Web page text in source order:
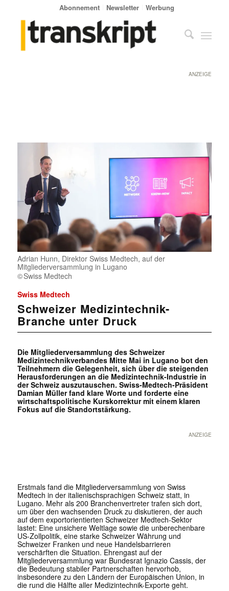
Abonnement Newsletter Werbung
ANZEIGE
Adrian Hunn, Direktor Swiss Medtech, auf der
Mitgliederversammlung in Lugano
Swiss Medtech
Swiss Medtech
Schweizer Medizintechnik-
Branche unter Druck
Die Mitgliederversammlung des Schweizer
Medizintechnikverbandes Mitte Mai in Lugano bot den
Teilnehmern die Gelegenheit, sich über die steigenden
Herausforderungen an die Medizintechnik-Industrie in
der Schweiz auszutauschen. Swiss-Medtech-Präsident
Damian Müller fand klare Worte und forderte eine
wirtschaftspolitische Kurskorrektur mit einem klaren
Fokus auf die Standortstärkung.
ANZEIGE
Erstmals fand die Mitgliederversammlung von Swiss
Medtech in der italienischsprachigen Schweiz statt, in
Lugano. Mehr als 200 Branchenvertreter trafen sich dort,
um über den wachsenden Druck zu diskutieren, der auch
auf dem exportorientierten Schweizer Medtech-Sektor
lastet: Eine unsichere Weltlage sowie die unberechenbare
US-Zollpolitik, eine starke Schweizer Währung und
Schweizer Franken und neue Handelsbarrieren
verschärften die Situation. Ehrengast auf der
Mitgliederversammlung war Bundesrat Ignazio Cassis, der
die Bedeutung stabiler Partnerschaften hervorhob,
insbesondere zu den Ländern der Europäischen Union, in
die rund die Hälfte aller Medizintechnik-Exporte geht.